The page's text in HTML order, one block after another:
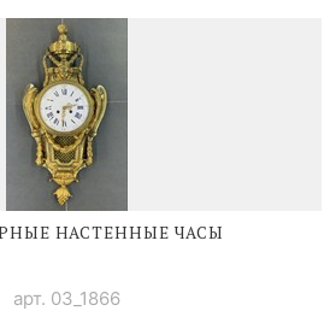
НАСТЕННЫЕ ЧАСЫ
арт. 03_1866